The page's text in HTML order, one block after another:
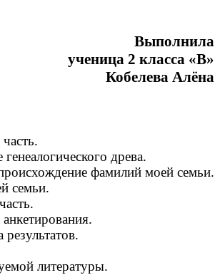
Выполнила
ученица 2 класса «В»
Кобелева Алёна
древа.
фамилий моей семьи.
семьи.
литературы.